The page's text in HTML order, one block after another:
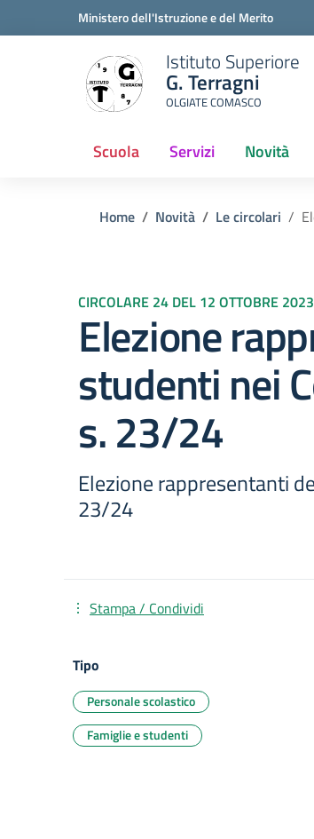
Ministero dell'Istruzione e del Merito
Istituto Superiore
G. Terragni
OLGIATE COMASCO
Scuola Servizi Novità
(current)
Home Novità Le circolari
CIRCOLARE 24 DEL 12 OTTOBRE 2023
Elezione
studenti nei
s. 23/24
Elezione rappresentanti
23/24
Stampa / Condividi
Tipo
Personale scolastico
Famiglie e studenti